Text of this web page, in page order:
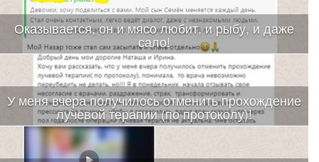
Оказывается, он и мясо любит, и рыбу, и даже
сало!
У меня вчера получилось отменить прохождение
лучевой терапии (по протоколу)!